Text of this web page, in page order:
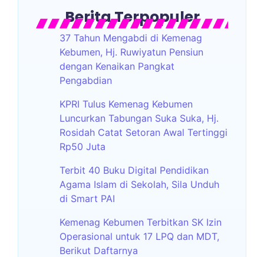
Berita Terpopuler
37 Tahun Mengabdi di Kemenag
Kebumen, Hj. Ruwiyatun Pensiun
dengan Kenaikan Pangkat
Pengabdian
KPRI Tulus Kemenag Kebumen
Luncurkan Tabungan Suka Suka, Hj.
Rosidah Catat Setoran Awal Tertinggi
Rp50 Juta
Terbit 40 Buku Digital Pendidikan
Agama Islam di Sekolah, Sila Unduh
di Smart PAI
Kemenag Kebumen Terbitkan SK Izin
Operasional untuk 17 LPQ dan MDT,
Berikut Daftarnya